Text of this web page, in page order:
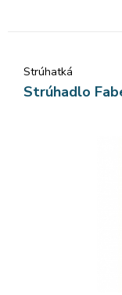
Strúhatká
Strúhadlo